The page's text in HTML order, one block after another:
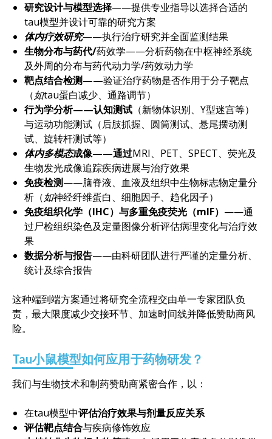
研究设计与模型选择——提供专业指导以选择合适的
tau模型并设计可靠的研究方案
体内疗效研究——执行治疗研究并全面监测结果
生物分布与药代/药效学——分析药物在中枢神经系统
及外周的分布与药代动力学/药效动力学
靶点结合检测——验证治疗药物是否作用于分子靶点
（如tau蛋白减少、通路调节）
行为学分析——认知测试 （新物体识别、Y型迷宫等）
与运动功能测试（后肢抓握、圆筒测试、悬尾摆动测
试、旋转杆测试等）
体内多模态成像——通过MRI、PET、SPECT、荧光及
生物发光成像追踪疾病进展与治疗效果
免疫检测——脑脊液、血液及组织中生物标志物定量分
析（如神经纤维蛋白、细胞因子、趋化因子）
免疫组织化学（IHC）与多重免疫荧光（mIF） ——通
过尸检组织染色及定量图像分析评估病理变化与治疗效
果
数据分析与报告——由科研团队进行严谨的定量分析、
统计及综合报告
这种端到端方案通过将研究全流程交由单一专家团队负
责，最大限度减少交接环节、加速时间线并降低赞助商风
险。
Tau小鼠模型如何应用于药物研发？
我们与生物技术和制药赞助商紧密合作，以：
在tau模型中评估治疗效果与剂量反应关系
评估靶点结合与疾病修饰效应